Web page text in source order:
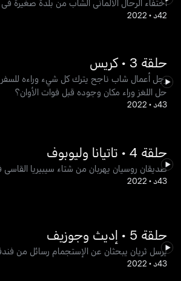
42د •
2022
حلقة 3 • كريس
رجل أعمال شاب ناجح يترك كل شيء وراءه للسفر
حل اللغز وراء مكان وجوده قبل فوات الأوان؟
43د •
2022
حلقة 4 • تاتيانا وليوبوف
صديقان روسيان يهربان من شتاء سيبيريا
43د •
2022
حلقة 5 • إديث وجوزيف
يرسل ثريان يبحثان عن الإستجمام رسائل من
43د •
2022